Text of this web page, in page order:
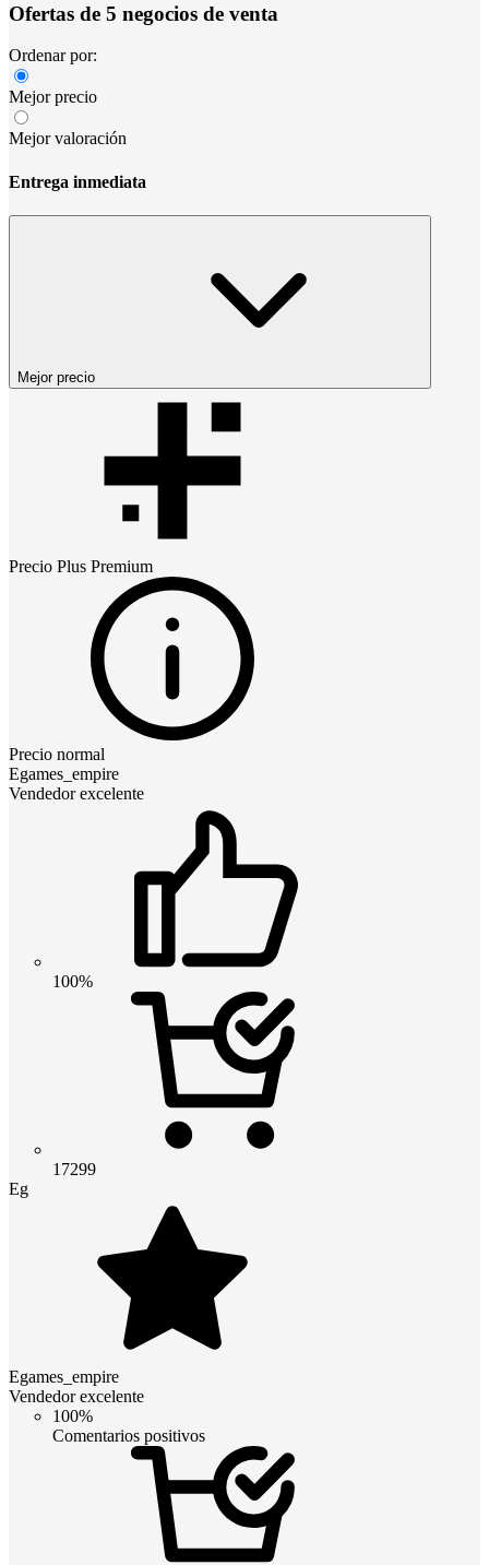
Ofertas de 5 negocios de venta
Ordenar por:
Mejor precio
Mejor valoración
Entrega inmediata
Mejor precio
Precio Plus Premium
Precio normal
Egames_empire
Vendedor excelente
100%
17299
Eg
Egames_empire
Vendedor excelente
100%
Comentarios positivos